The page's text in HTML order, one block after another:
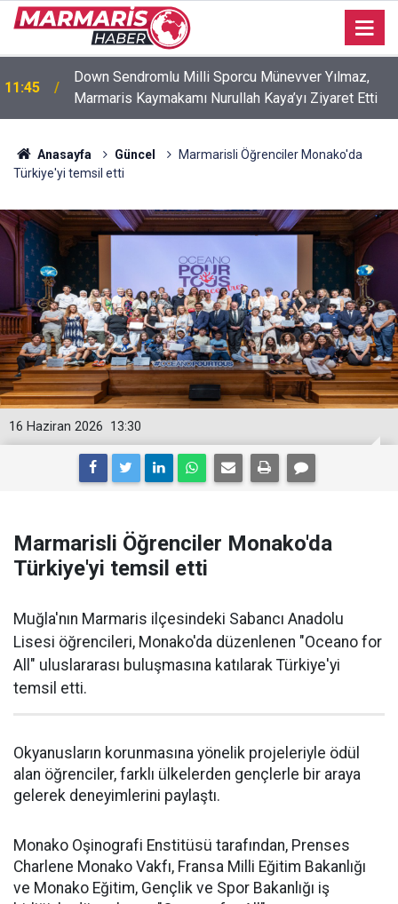
11:45
Down Sendromlu Milli Sporcu Münevver Yılmaz,
Marmaris Kaymakamı Nurullah Kaya’yı Ziyaret Etti
Anasayfa Güncel
Marmarisli Öğrenciler Monako'da
Türkiye'yi temsil etti
13:30
16 Haziran 2026
Marmarisli Öğrenciler Monako'da
Türkiye'yi temsil etti
Muğla'nın Marmaris ilçesindeki Sabancı Anadolu
Lisesi öğrencileri, Monako'da düzenlenen "Oceano for
All" uluslararası buluşmasına katılarak Türkiye'yi
temsil etti.
Okyanusların korunmasına yönelik projeleriyle ödül
alan öğrenciler, farklı ülkelerden gençlerle bir araya
gelerek deneyimlerini paylaştı.
Monako Oşinografi Enstitüsü tarafından, Prenses
Charlene Monako Vakfı, Fransa Milli Eğitim Bakanlığı
ve Monako Eğitim, Gençlik ve Spor Bakanlığı iş